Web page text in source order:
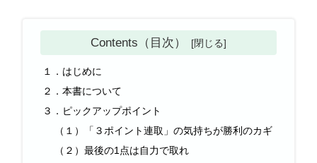
Contents（目次）
１．はじめに
２．本書について
３．ピックアップポイント
（１）「３ポイント連取」の気持ちが勝利のカギ
（２）最後の1点は自力で取れ